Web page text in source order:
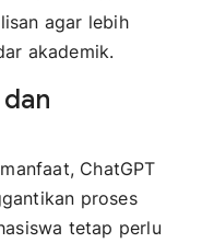
agar lebih
akademik.
ChatGPT
proses
tetap perlu